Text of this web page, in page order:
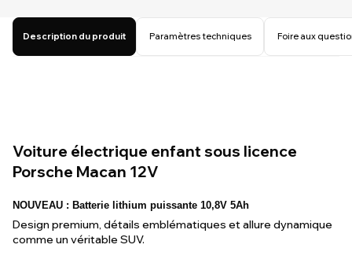
Description du produit Paramètres techniques Foire aux
Voiture électrique enfant sous licence
Porsche Macan 12V
NOUVEAU : Batterie lithium puissante 10,8V 5Ah
Design premium, détails emblématiques et allure dynamique
comme un véritable SUV.